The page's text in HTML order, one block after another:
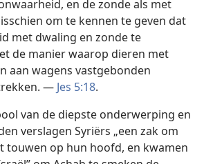
en de zonde als met
om te kennen te geven dat
met dwaling en zonde te
de manier waarop dieren met
aan wagens vastgebonden
— Jes 5:18.
van de diepste onderwerping en
verslagen Syriërs „een zak om
touwen op hun hoofd, en kwamen